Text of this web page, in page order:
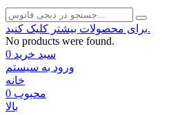
برای محصولات بیشتر کلیک کنید.
No products were found.
سبد خرید 0
ورود به سیستم
خانه
محبوب 0
بالا